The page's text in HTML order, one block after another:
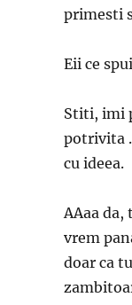
primesti
Eii ce
Stiti, imi
potrivita
cu ideea.
AAaa
vrem
doar ca